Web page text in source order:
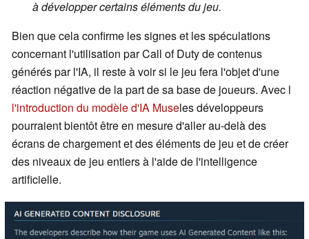
à développer certains éléments du jeu.
Bien que cela confirme les signes et les spéculations
concernant l'utilisation par Call of Duty de contenus
générés par l'IA, il reste à voir si le jeu fera l'objet d'une
réaction négative de la part de sa base de joueurs. Avec l
l'introduction du modèle d'IA Museles développeurs
pourraient bientôt être en mesure d'aller au-delà des
écrans de chargement et des éléments de jeu et de créer
des niveaux de jeu entiers à l'aide de l'intelligence
artificielle.